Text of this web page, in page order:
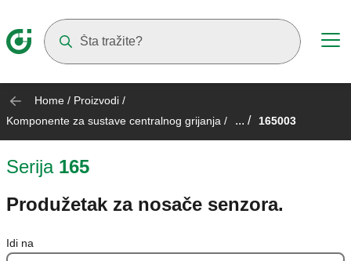
Home / Proizvodi /
Komponente za sustave centralnog grijanja / ... / 165003
Serija 165
Produžetak za nosače senzora.
Idi na